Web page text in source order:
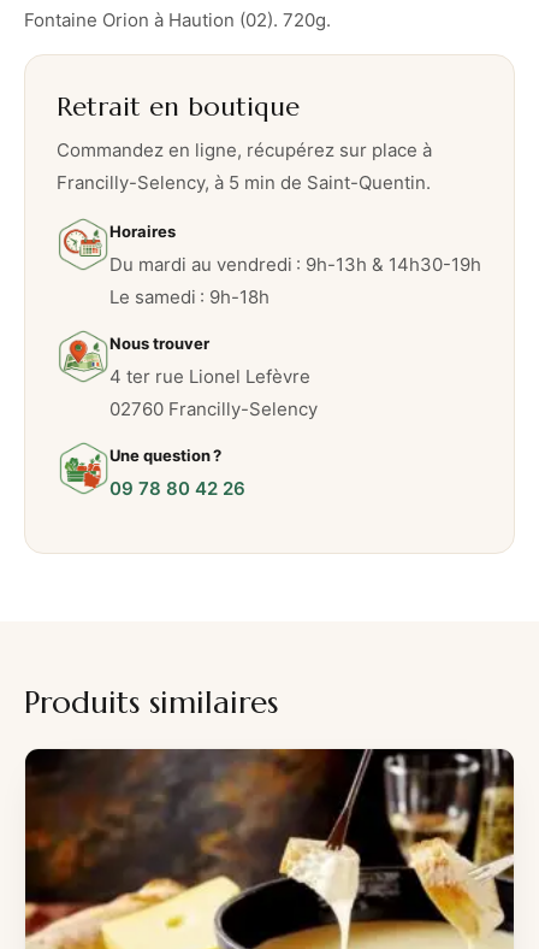
r
p
v
é
–
Fontaine Orion à Haution (02). 720g.
Retrait en boutique
Commandez en ligne, récupérez sur place à
Francilly-Selency, à 5 min de Saint-Quentin.
Horaires
Du mardi au vendredi : 9h-13h & 14h30-19h
Le samedi : 9h-18h
Nous trouver
4 ter rue Lionel Lefèvre
02760 Francilly-Selency
Une question ?
09 78 80 42 26
Produits similaires